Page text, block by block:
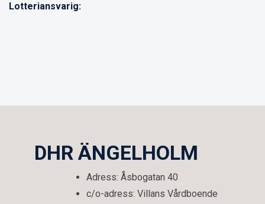
Lotteriansvarig:
DHR ÄNGELHOLM
Adress: Åsbogatan 40
c/o-adress: Villans Vårdboende